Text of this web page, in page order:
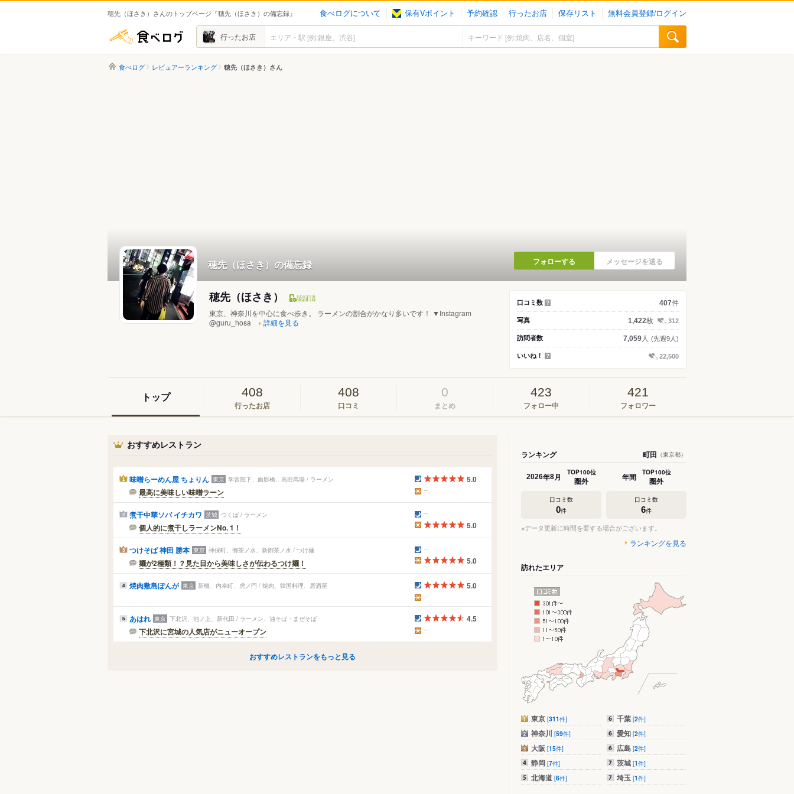
穂先（ほさき）さんのトップページ『穂先（ほさき）の備忘録』 食べログについて 保有Vポイント 予約確認 行ったお店 保存リスト 無料会員登録/ログイン
食べログ 行ったお店
食べログ レビュアーランキング 穂先（ほさき）さん
穂先（ほさき）の備忘録 フォローする メッセージを送る
穂先（ほさき） 認証済
東京、神奈川を中心に食べ歩き。 ラーメンの割合がかなり多いです！ ▼Instagram
@guru_hosa
詳細を見る
口コミ数 ？ 407件
写真 1,422枚 312
訪問者数 7,059人 (先週9人)
いいね！ ？ 22,500
トップ 408
行ったお店
408
口コミ
0
まとめ
423
フォロー中
421
フォロワー
おすすめレストラン
1 味噌らーめん屋 ちょりん 東京 学習院下、面影橋、高田馬場 / ラーメン
最高に美味しい味噌ラーン
5.0
2 煮干中華ソバ イチカワ 茨城 つくば / ラーメン
個人的に煮干しラーメンNo. 1！ 5.0
3 つけそば 神田 勝本 東京 神保町、御茶ノ水、新御茶ノ水 / つけ麺
麺が2種類！？見た目から美味しさが伝わるつけ麺！ 5.0
4 焼肉敷島ぽんが 東京 新橋、内幸町、虎ノ門 / 焼肉、韓国料理、居酒屋 5.0
5 あはれ 東京 下北沢、池ノ上、新代田 / ラーメン、油そば・まぜそば
下北沢に宮城の人気店がニューオープン
4.5
おすすめレストランをもっと見る
ランキング 町田 （東京都）
2026年8月 TOP100位
圏外
口コミ数
0件
年間 TOP100位
圏外
口コミ数
6件
※データ更新に時間を要する場合がございます。
ランキングを見る
訪れたエリア
東京 [311件]
神奈川 [59件]
大阪 [15件]
静岡 [7件]
北海道 [6件]
千葉 [2件]
愛知 [2件]
広島 [2件]
茨城 [1件]
埼玉 [1件]